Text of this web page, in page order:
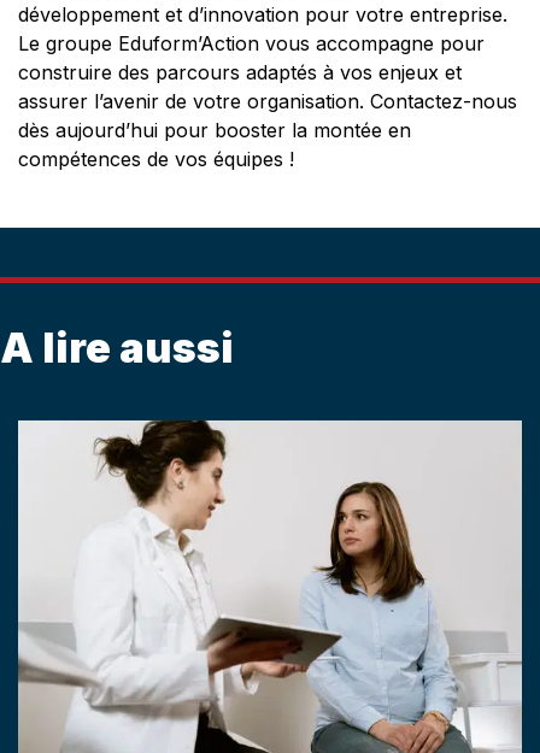
développement et d’innovation pour votre entreprise.
Le groupe Eduform’Action vous accompagne pour
construire des parcours adaptés à vos enjeux et
assurer l’avenir de votre organisation. Contactez-nous
dès aujourd’hui pour booster la montée en
compétences de vos équipes !
A lire aussi